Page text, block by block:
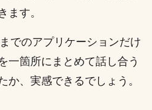
ます。
でのアプリケーションだけ
一箇所にまとめて話し合う
か、実感できるでしょう。